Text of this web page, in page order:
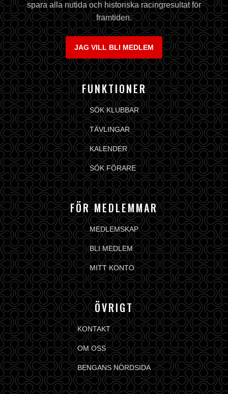
spara alla nutida och historiska racingresultat för
framtiden.
JAG VILL BLI MEDLEM
FUNKTIONER
SÖK KLUBBAR
TÄVLINGAR
KALENDER
SÖK FÖRARE
FÖR MEDLEMMAR
MEDLEMSKAP
BLI MEDLEM
MITT KONTO
ÖVRIGT
KONTAKT
OM OSS
BENGANS NÖRDSIDA